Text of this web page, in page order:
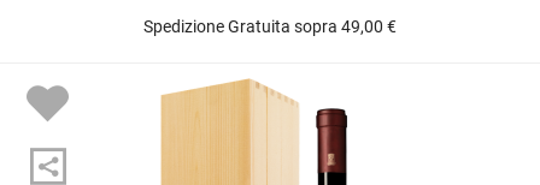
Spedizione Gratuita sopra 49,00 €